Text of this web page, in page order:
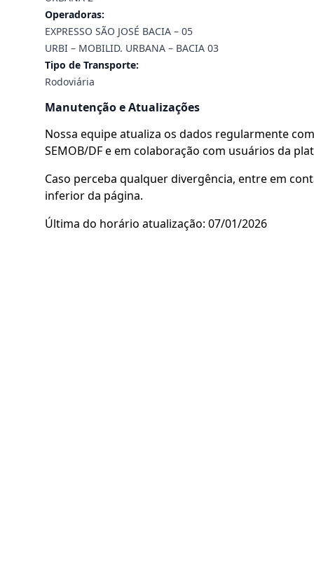
Operadoras:
EXPRESSO SÃO JOSÉ BACIA – 05
URBI – MOBILID. URBANA – BACIA 03
Tipo de Transporte:
Rodoviária
Manutenção e Atualizações
Nossa equipe atualiza os dados regularmente
SEMOB/DF e em colaboração com usuários da
Caso perceba qualquer divergência, entre em
inferior da página.
Última do horário atualização: 07/01/2026